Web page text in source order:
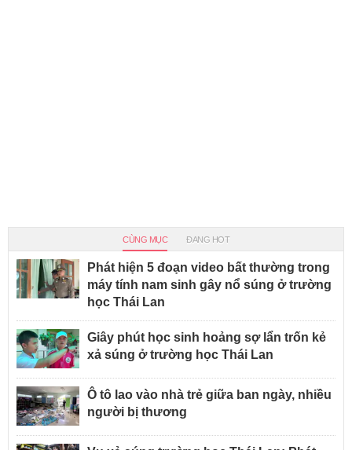
CÙNG MỤC ĐANG HOT
Phát hiện 5 đoạn video bất thường trong
máy tính nam sinh gây nổ súng ở trường
học Thái Lan
Giây phút học sinh hoảng sợ lẩn trốn kẻ
xả súng ở trường học Thái Lan
Ô tô lao vào nhà trẻ giữa ban ngày, nhiều
người bị thương